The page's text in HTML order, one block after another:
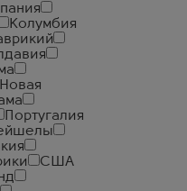
Колумбия
Новая
Португалия
США